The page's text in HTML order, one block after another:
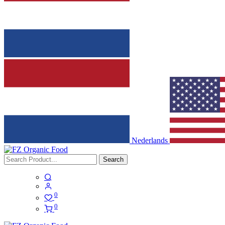
Nederlands
Search
0
0